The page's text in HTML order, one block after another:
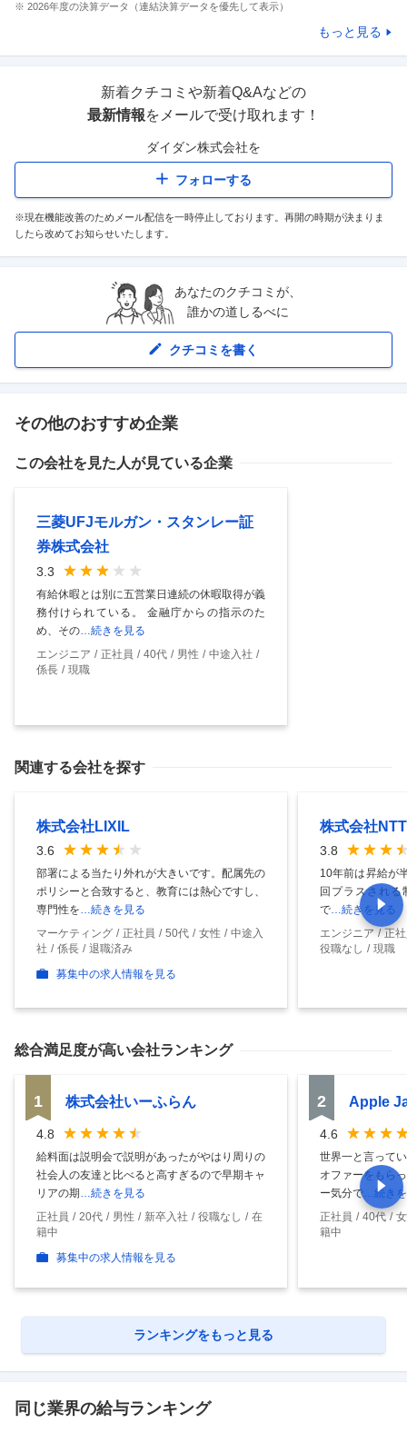
※ 2026年度の決算データ（連結決算データを優先して表示）
もっと見る
新着クチコミや新着Q&Aなどの
最新情報をメールで受け取れます！
ダイダン株式会社を
フォローする
※現在機能改善のためメール配信を一時停止しております。再開の時期が決まりま
したら改めてお知らせいたします。
あなたのクチコミが、
誰かの道しるべに
クチコミを書く
その他のおすすめ企業
この会社を見た人が見ている企業
三菱UFJモルガン・スタンレー証
券株式会社
3.3
有給休暇とは別に五営業日連続の休暇取得が義
務付けられている。 金融庁からの指示のた
め、その …続きを見る
エンジニア
正社員 40代 男性
中途入社
係長
現職
関連する会社を探す
株式会社LIXIL
3.6
部署による当たり外れが大きいです。配属先の
ポリシーと合致すると、教育には熱心ですし、
専門性を…続きを見る
マーケティング
正社員 50代 女性
中途入
社
係長
退職済み
募集中の求人情報を見る
株式会社
3.8
10年前は昇給が
回プラスされる
で…続きを見る
エンジニア
正
役職なし
現職
総合満足度が高い会社ランキング
1 株式会社いーふらん
4.8
給料面は説明会で説明があったがやはり周りの
社会人の友達と比べると高すぎるので早期キャ
リアの期…続きを見る
正社員
20代 男性 新卒入社 役職なし
在
籍中
募集中の求人情報を見る
2 Apple
4.6
世界一と言って
オファーをもら
ー気分で…続き
正社員
40代
籍中
ランキングをもっと見る
同じ業界の給与ランキング